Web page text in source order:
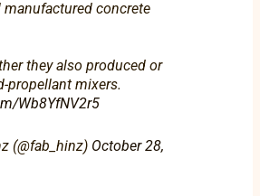
concrete
they also produced or
propellant mixers.
Wb8YfNV2r5
(@fab_hinz) October 28,